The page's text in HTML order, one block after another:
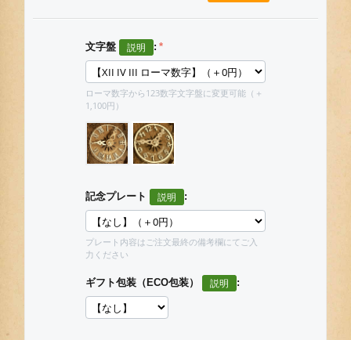
文字盤 :
ローマ数字から123数字文字盤に変更可能（＋
1,100円）
記念プレート :
プレート内容はご注文最終の備考欄にてご入
力ください
ギフト包装（ECO包装） :